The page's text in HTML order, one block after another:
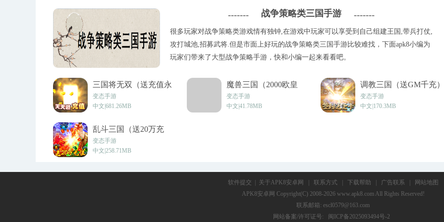
------- 战争策略类三国手游 -------
很多玩家对战争策略类游戏情有独钟,在游戏中玩家可以享受到自己组建王国,带兵打仗,
攻打城池,招募武将.但是市面上好玩的战争策略类三国手游比较难找，下面apk8小编为
玩家们带来了大型战争策略手游，快和小编一起来看看吧。
三国将无双（送充值永
抽）v4.0.0
变态手游
中文|681.26MB
魔兽三国（2000欧皇
抽）v100.4.0
变态手游
中文|41.78MB
调教三国（送GM千充）
v1.0
变态手游
中文|170.3MB
乱斗三国（送20万充
值）v1.002
变态手游
中文|258.71MB
软件提交 关于APK8安卓网 联系方式 下载帮助 广告联系
网站地图
APK8安卓网 Copyright(C) 2008-2026 www.apk8.com All Rights Reserved!
联系邮箱: escl0579@163.com
网站备案/许可证号:
闽ICP备2025093494号-2